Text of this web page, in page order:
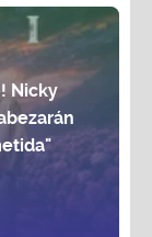
Nicky